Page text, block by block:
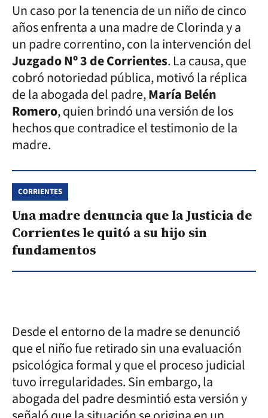
Un caso por la tenencia de un niño de cinco
años enfrenta a una madre de Clorinda y a
un padre correntino, con la intervención del
Juzgado Nº 3 de Corrientes. La causa, que
cobró notoriedad pública, motivó la réplica
de la abogada del padre,María Belén
Romero, quien brindó una versión de los
hechos que contradice el testimonio de la
madre.
CORRIENTES
Una madre denuncia que la Justicia de
Corrientes le quitó a su hijo sin
fundamentos
Desde el entorno de la madre se denunció
que el niño fue retirado sin una evaluación
psicológica formal y que el proceso judicial
tuvo irregularidades. Sin embargo, la
abogada del padre desmintió esta versión y